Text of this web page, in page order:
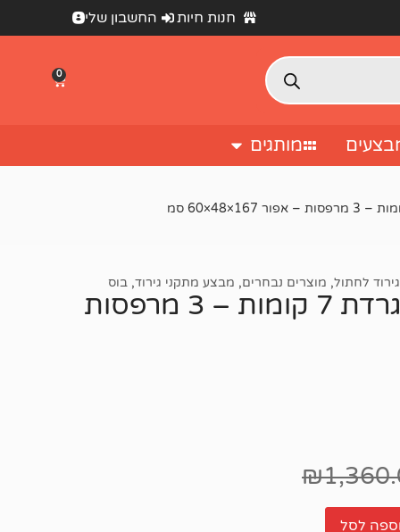
חנות חיות החשבון שלי
0
מותגים
לחתול, מוצרים נבחרים, מבצע מתקני גירוד, בוס
מתקן גירוד לחתולים RN0110 מגרדת 7 קומות – 3 מרפסות
₪
לסל